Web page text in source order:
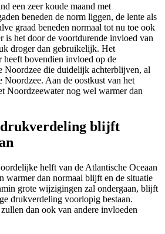
een zeer koude maand met
beneden de norm liggen, de lente als
graad beneden normaal tot nu toe ook
is het door de voortdurende invloed van
droger dan gebruikelijk. Het
heeft bovendien invloed op de
Noordzee die duidelijk achterblijven, al
Noordzee. Aan de oostkust van het
Noordzeewater nog wel warmer dan
blijft
helft van de Atlantische Oceaan
warmer dan normaal blijft en de situatie
grote wijzigingen zal ondergaan, blijft
drukverdeling voorlopig bestaan.
dan ook van andere invloeden